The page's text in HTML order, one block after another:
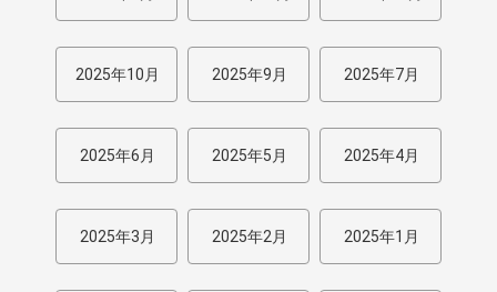
2025年10月 2025年9月 2025年7月
2025年6月 2025年5月 2025年4月
2025年3月 2025年2月 2025年1月